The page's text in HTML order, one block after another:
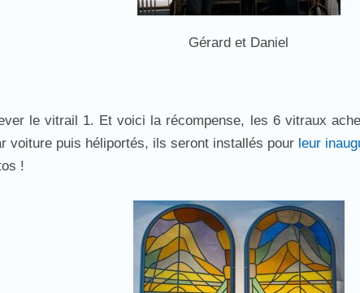
Gérard et Daniel
le vitrail 1. Et voici la récompense, les 6 vitraux
voiture puis héliportés, ils seront installés pour leur
!